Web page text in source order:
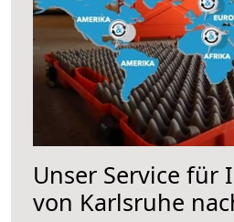
Unser Service für
von Karlsruhe